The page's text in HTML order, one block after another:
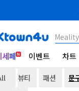
Meality
세페 이벤트 차트
뷰티 패션 문